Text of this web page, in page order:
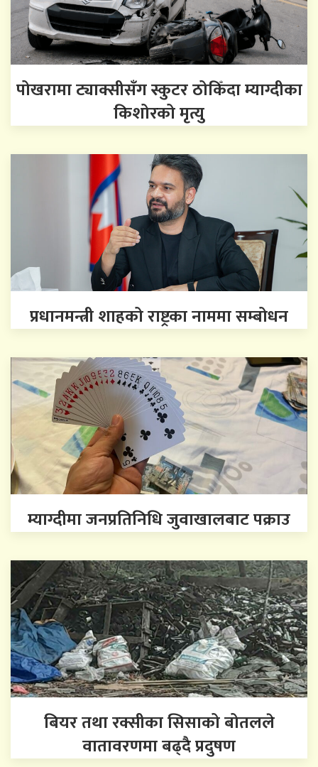
पोखरामा ट्याक्सीसँग स्कुटर ठोकिँदा म्याग्दीका
किशोरको मृत्यु
प्रधानमन्त्री शाहको राष्ट्रका नाममा सम्बोधन
म्याग्दीमा जनप्रतिनिधि जुवाखालबाट पक्राउ
बियर तथा रक्सीका सिसाको बोतलले
वातावरणमा बढ्दै प्रदुषण